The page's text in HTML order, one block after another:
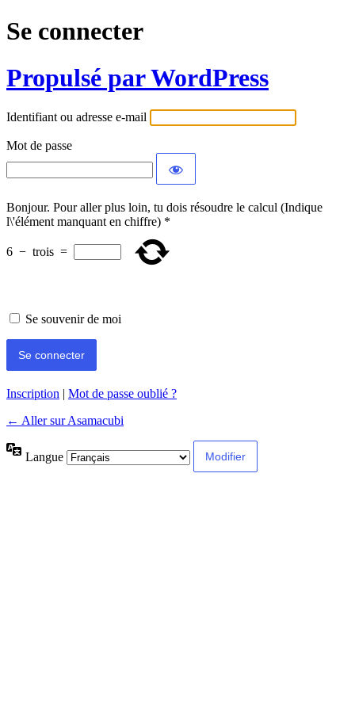
Se connecter
Propulsé par WordPress
Identifiant ou adresse e-mail
Mot de passe
Bonjour. Pour aller plus loin, tu dois résoudre le calcul (Indique
l\'élément manquant en chiffre) *
6 − trois =
Se souvenir de moi
Inscription | Mot de passe oublié ?
← Aller sur Asamacubi
Langue